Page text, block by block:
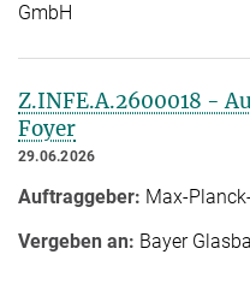
GmbH
Z.INFE.A.2600018 -
Foyer
29.06.2026
Auftraggeber: Max-
Vergeben an: Bayer